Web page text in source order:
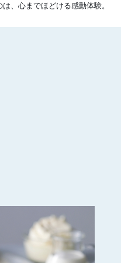
、心までほどける感動体験。